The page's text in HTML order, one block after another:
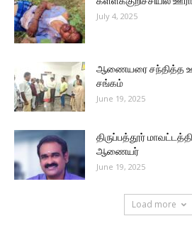
July 4, 2025
ஆணையரை சந்தித்த
சங்கம்
June 19, 2025
திருப்பத்தூர்
ஆணையர்
June 19, 2025
Load more